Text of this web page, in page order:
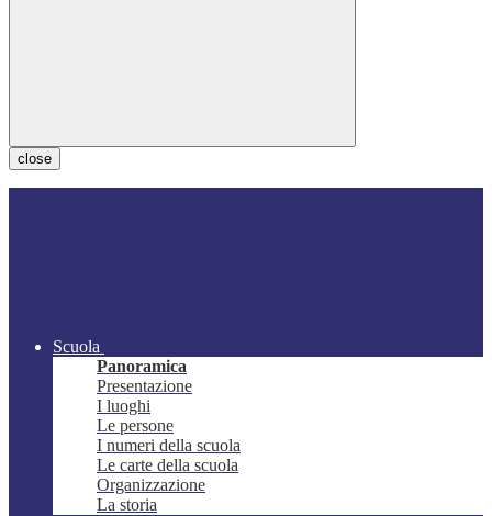
close
Scuola
Panoramica
Presentazione
I luoghi
Le persone
I numeri della scuola
Le carte della scuola
Organizzazione
La storia